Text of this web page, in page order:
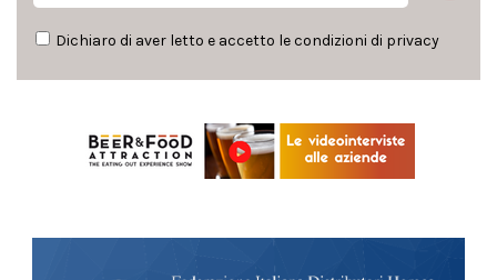
Dichiaro di aver letto e accetto le condizioni di privacy